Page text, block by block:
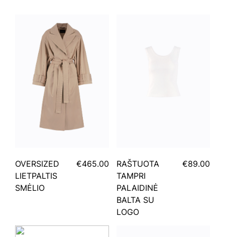
OVERSIZED
LIETPALTIS
SMĖLIO
€465.00
RAŠTUOTA
TAMPRI
PALAIDINĖ
BALTA SU
LOGO
€89.00